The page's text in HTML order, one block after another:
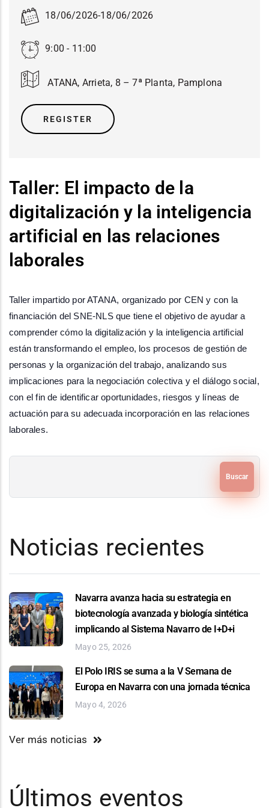
18/06/2026-18/06/2026
9:00 - 11:00
ATANA, Arrieta, 8 – 7ª Planta, Pamplona
REGISTER
Taller: El impacto de la
digitalización y la inteligencia
artificial en las relaciones
laborales
Taller impartido por ATANA, organizado por CEN y con la
financiación del SNE-NLS que tiene el objetivo de ayudar a
comprender cómo la digitalización y la inteligencia artificial
están transformando el empleo, los procesos de gestión de
personas y la organización del trabajo, analizando sus
implicaciones para la negociación colectiva y el diálogo social,
con el fin de identificar oportunidades, riesgos y líneas de
actuación para su adecuada incorporación en las relaciones
laborales.
Noticias recientes
Navarra avanza hacia su estrategia en
biotecnología avanzada y biología sintética
implicando al Sistema Navarro de I+D+i
Mayo 25, 2026
El Polo IRIS se suma a la V Semana de
Europa en Navarra con una jornada técnica
Mayo 4, 2026
Ver más noticias
Últimos eventos